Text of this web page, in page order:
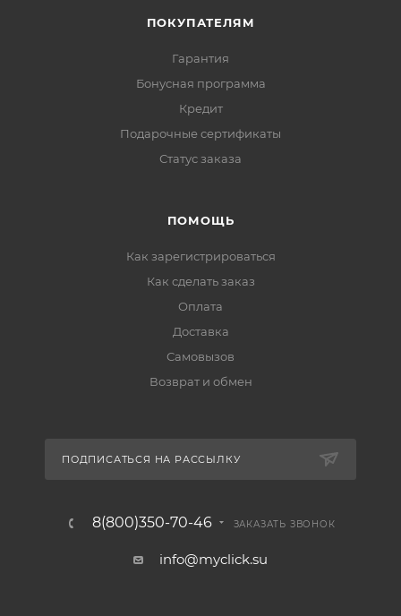
ПОКУПАТЕЛЯМ
Гарантия
Бонусная программа
Кредит
Подарочные сертификаты
Статус заказа
ПОМОЩЬ
Как зарегистрироваться
Как сделать заказ
Оплата
Доставка
Самовызов
Возврат и обмен
ПОДПИСАТЬСЯ НА РАССЫЛКУ
8(800)350-70-46 ЗАКАЗАТЬ ЗВОНОК
info@myclick.su